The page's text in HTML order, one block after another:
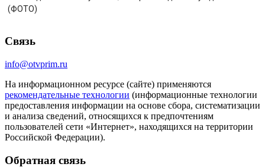
(ФОТО)
Связь
info@otvprim.ru
На информационном ресурсе (сайте) применяются
рекомендательные технологии (информационные технологии
предоставления информации на основе сбора, систематизации
и анализа сведений, относящихся к предпочтениям
пользователей сети «Интернет», находящихся на территории
Российской Федерации).
Обратная связь